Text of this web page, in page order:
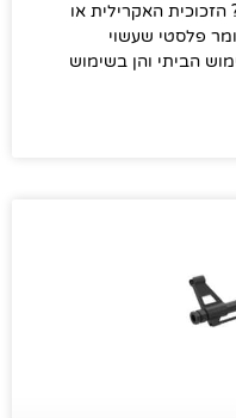
האקרילית או
פלסטי שעשוי
הביתי והן בשימוש